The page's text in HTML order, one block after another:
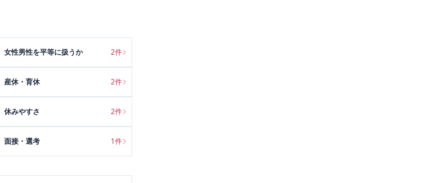
女性男性を平等に扱うか 2件
産休・育休 2件
休みやすさ 2件
面接・選考 1件